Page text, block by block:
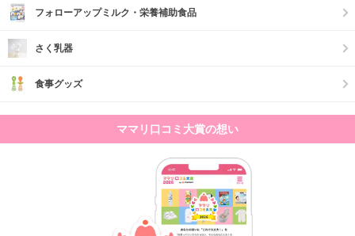
フォローアップミルク・栄養補助食品
さく乳器
食事グッズ
ママリ口コミ大賞の想い